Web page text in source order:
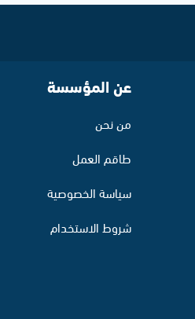
عن المؤسسة
من نحن
طاقم العمل
سياسة الخصوصية
شروط الاستخدام